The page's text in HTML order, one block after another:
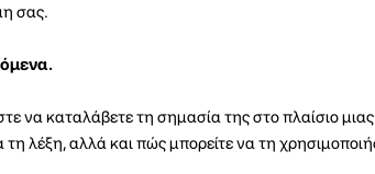
σας.
να καταλάβετε τη σημασία της στο πλαίσιο
λέξη, αλλά και πώς μπορείτε να τη